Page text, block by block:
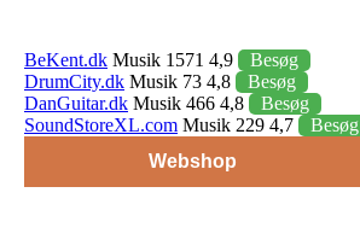
BeKent.dk Musik 1571 4,9
Besøg
DrumCity.dk Musik 73 4,8
Besøg
DanGuitar.dk Musik 466 4,8
Besøg
SoundStoreXL.com Musik 229 4,7
Besøg
Webshop